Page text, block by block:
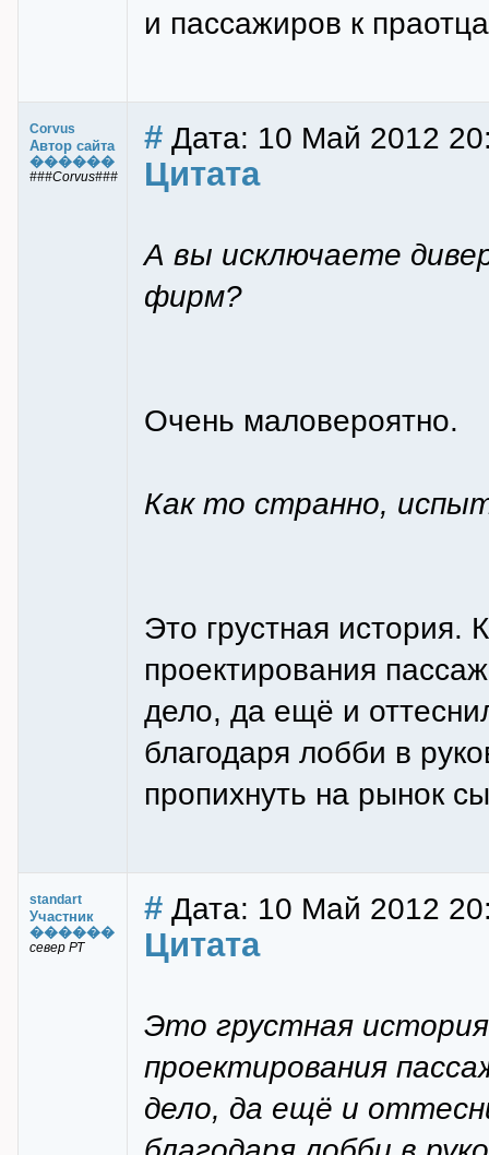
и пассажиров к
Corvus
Автор сайта
������
###Corvus###
# Дата: 10 Май 2012
Цитата
А вы исключаете
фирм?
Очень маловероятно.
Как то странно,
Это грустная
проектирования
дело, да ещё и
благодаря лобби в
пропихнуть на рынок
standart
Участник
������
север РТ
# Дата: 10 Май 2012
Цитата
Это грустная
проектирования
дело, да ещё и